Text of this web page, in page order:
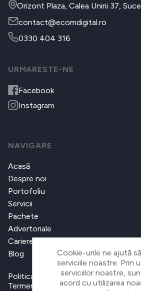
Orizont Plaza, Calea Unirii 37,
contact@ecomdigital.ro
0330 404 316
URMARESTE-NE
Facebook
Instagram
NAVIGARE
Acasă
Despre noi
Portofoliu
Servicii
Pachete
Advertoriale
Cariere
Blog
Politica de confidențialitate
Termeni și condiții
Cookie-urile ne ajută
serviciile noastre. Prin
serviciilor noastre,
acord cu utilizarea